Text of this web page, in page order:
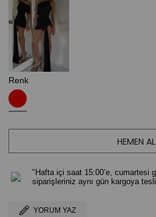
Renk
"Hafta içi saat 15:00’e, cumartesi
siparişleriniz aynı gün kargoya
YORUM YAZ